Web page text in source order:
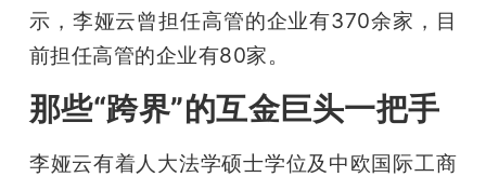
示，李娅云曾担任高管的企业有370余家，目
前担任高管的企业有80家。
那些“跨界”的互金巨头一把手
李娅云有着人大法学硕士学位及中欧国际工商